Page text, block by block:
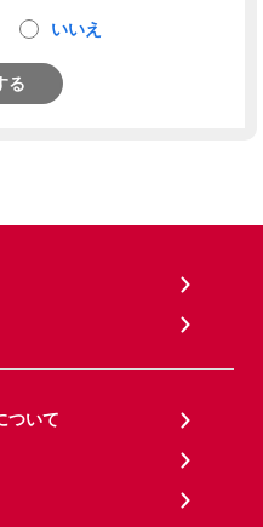
いいえ
る
ついて